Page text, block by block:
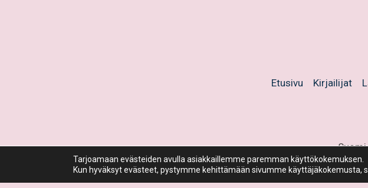
Etusivu Kirjailijat
Tarjoamaan evästeiden avulla asiakkaillemme paremman käyttökokemuksen.
Kun hyväksyt evästeet, pystymme kehittämään sivumme käyttäjäkokemusta,